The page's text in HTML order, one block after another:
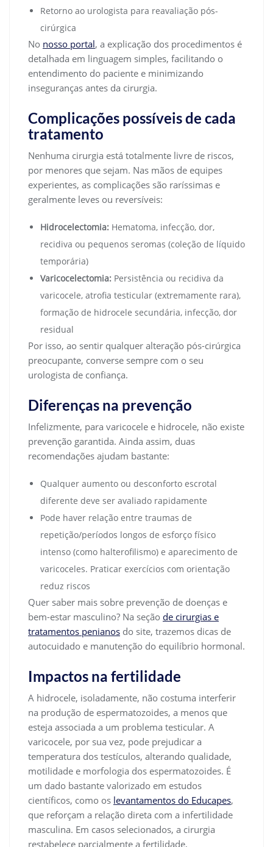
Retorno ao urologista para reavaliação pós-
cirúrgica
No nosso portal, a explicação dos procedimentos é
detalhada em linguagem simples, facilitando o
entendimento do paciente e minimizando
inseguranças antes da cirurgia.
Complicações possíveis de cada
tratamento
Nenhuma cirurgia está totalmente livre de riscos,
por menores que sejam. Nas mãos de equipes
experientes, as complicações são raríssimas e
geralmente leves ou reversíveis:
Hidrocelectomia: Hematoma, infecção, dor,
recidiva ou pequenos seromas (coleção de líquido
temporária)
Varicocelectomia: Persistência ou recidiva da
varicocele, atrofia testicular (extremamente rara),
formação de hidrocele secundária, infecção, dor
residual
Por isso, ao sentir qualquer alteração pós-cirúrgica
preocupante, converse sempre com o seu
urologista de confiança.
Diferenças na prevenção
Infelizmente, para varicocele e hidrocele, não existe
prevenção garantida. Ainda assim, duas
recomendações ajudam bastante:
Qualquer aumento ou desconforto escrotal
diferente deve ser avaliado rapidamente
Pode haver relação entre traumas de
repetição/períodos longos de esforço físico
intenso (como halterofilismo) e aparecimento de
varicoceles. Praticar exercícios com orientação
reduz riscos
Quer saber mais sobre prevenção de doenças e
bem-estar masculino? Na seção de cirurgias e
tratamentos penianos do site, trazemos dicas de
autocuidado e manutenção do equilíbrio hormonal.
Impactos na fertilidade
A hidrocele, isoladamente, não costuma interferir
na produção de espermatozoides, a menos que
esteja associada a um problema testicular. A
varicocele, por sua vez, pode prejudicar a
temperatura dos testículos, alterando qualidade,
motilidade e morfologia dos espermatozoides. É
um dado bastante valorizado em estudos
científicos, como os levantamentos do Educapes,
que reforçam a relação direta com a infertilidade
masculina. Em casos selecionados, a cirurgia
restabelece parcialmente a fertilidade,